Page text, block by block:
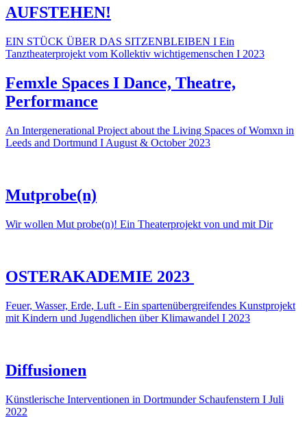
AUFSTEHEN!
EIN STÜCK ÜBER DAS SITZENBLEIBEN I Ein
Tanztheaterprojekt vom Kollektiv wichtigemenschen I 2023
Femxle Spaces I Dance, Theatre,
Performance
An Intergenerational Project about the Living Spaces of Womxn in
Leeds and Dortmund I August & October 2023
Mutprobe(n)
Wir wollen Mut probe(n)! Ein Theaterprojekt von und mit Dir
OSTERAKADEMIE 2023
Feuer, Wasser, Erde, Luft - Ein spartenübergreifendes Kunstprojekt
mit Kindern und Jugendlichen über Klimawandel I 2023
Diffusionen
Künstlerische Interventionen in Dortmunder Schaufenstern I Juli
2022